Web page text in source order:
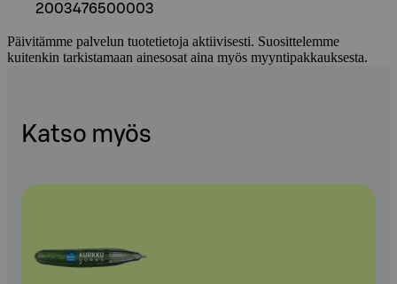
2003476500003
Päivitämme palvelun tuotetietoja aktiivisesti. Suosittelemme
kuitenkin tarkistamaan ainesosat aina myös myyntipakkauksesta.
Katso myös